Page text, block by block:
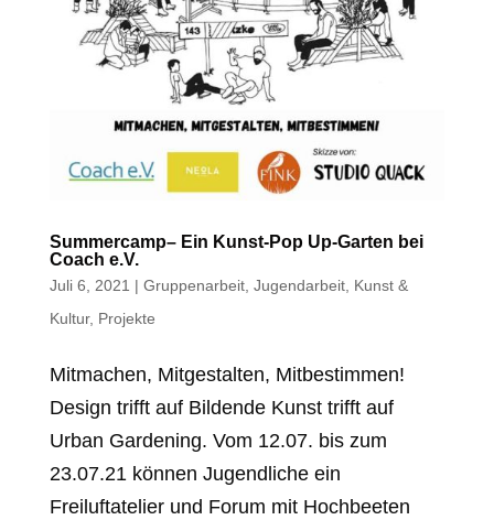
Summercamp– Ein Kunst-Pop Up-Garten bei
Coach e.V.
Juli 6, 2021 | Gruppenarbeit, Jugendarbeit, Kunst &
Kultur, Projekte
Mitmachen, Mitgestalten, Mitbestimmen!
Design trifft auf Bildende Kunst trifft auf
Urban Gardening. Vom 12.07. bis zum
23.07.21 können Jugendliche ein
Freiluftatelier und Forum mit Hochbeeten